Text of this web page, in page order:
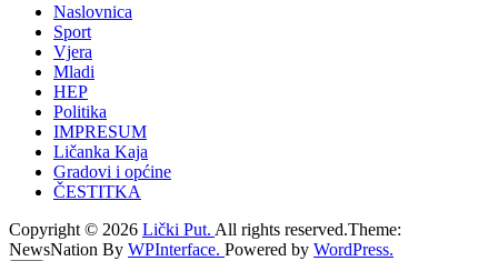
Naslovnica
Sport
Vjera
Mladi
HEP
Politika
IMPRESUM
Ličanka Kaja
Gradovi i općine
ČESTITKA
Copyright © 2026 Lički Put. All rights reserved.Theme:
NewsNation By WPInterface. Powered by WordPress.